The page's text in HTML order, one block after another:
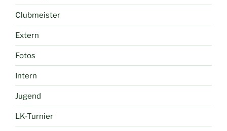
Clubmeister
Extern
Fotos
Intern
Jugend
LK-Turnier